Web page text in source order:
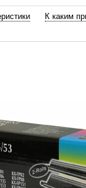
К каким